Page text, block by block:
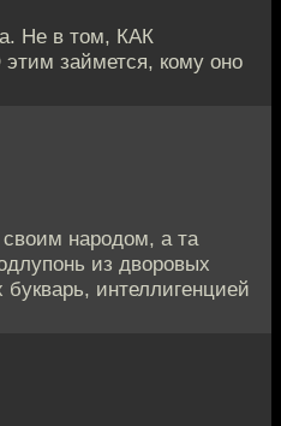
Не в том, КАК
займется, кому оно
своим народом, а та
из дворовых
интеллигенцией